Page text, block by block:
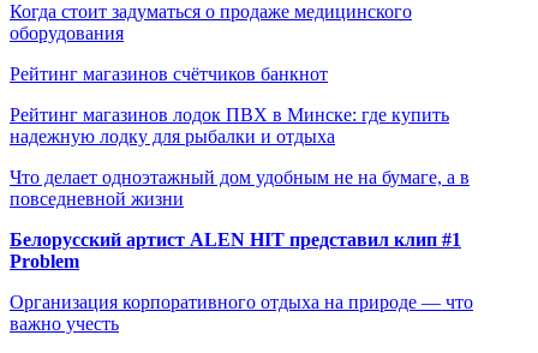
Когда стоит задуматься о продаже медицинского
оборудования
Рейтинг магазинов счётчиков банкнот
Рейтинг магазинов лодок ПВХ в Минске: где купить
надежную лодку для рыбалки и отдыха
Что делает одноэтажный дом удобным не на бумаге, а в
повседневной жизни
Белорусский артист ALEN HIT представил клип #1
Problem
Организация корпоративного отдыха на природе — что
важно учесть